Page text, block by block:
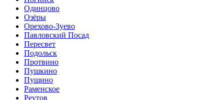
Одинцово
Озёры
Орехово-Зуево
Павловский Посад
Пересвет
Подольск
Протвино
Пушкино
Пущино
Раменское
Реутов